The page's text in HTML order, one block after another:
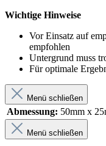
Wichtige Hinweise
Vor Einsatz auf
empfohlen
Untergrund muss
Für optimale
Menü schließen
Abmessung: 50mm x
Menü schließen